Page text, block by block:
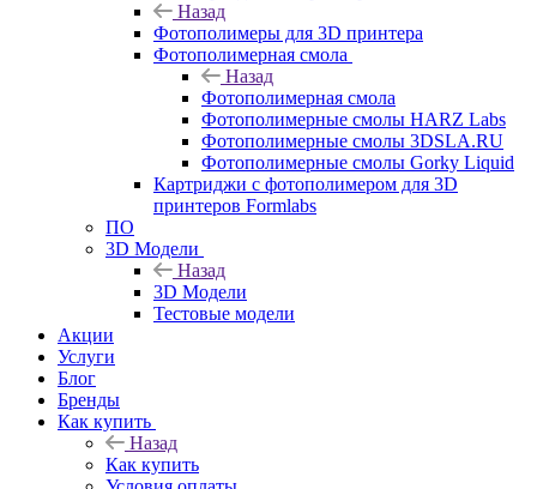
Назад
Фотополимеры для 3D принтера
Фотополимерная смола
Назад
Фотополимерная смола
Фотополимерные смолы HARZ Labs
Фотополимерные смолы 3DSLA.RU
Фотополимерные смолы Gorky Liquid
Картриджи с фотополимером для 3D
принтеров Formlabs
ПО
3D Модели
Назад
3D Модели
Тестовые модели
Акции
Услуги
Блог
Бренды
Как купить
Назад
Как купить